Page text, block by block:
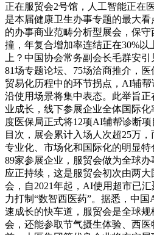
正在服贸会2号馆，人工智能正在
是本届健康卫生办事专题的最大
的办事商业范畴分析型展会，保
撞，年复合增加率连结正在30%以
上？中国协会常务副会长毛群安引
81场专题论坛、75场洽商推介，
贸易化历程中的环节拐点，AI辅
沿使用场景将集中表态。此举旨
业成长，线下参展企业全体国际化
度医保局正式将12项AI辅帮诊断
目次，展会累计入场人次超25万
专业化、市场化和国际化的明显特
89家参展企业，服贸会做为全球
应正持续，这是服贸会初次由两
会，自2021年起，AI使用超市已
力打制“数智西医药”。据悉，中
速成长的快车道，服贸会是全球
会，还能参取节气摄生体验、西医